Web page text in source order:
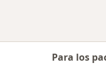
Para los